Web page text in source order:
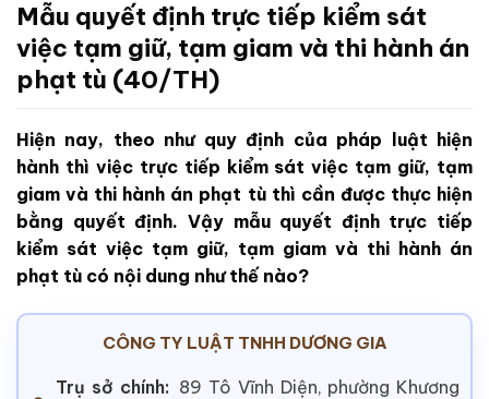
Mẫu quyết định trực tiếp kiểm sát
việc tạm giữ, tạm giam và thi hành án
phạt tù (40/TH)
Hiện nay, theo như quy định của pháp luật hiện
hành thì việc trực tiếp kiểm sát việc tạm giữ, tạm
giam và thi hành án phạt tù thì cần được thực hiện
bằng quyết định. Vậy mẫu quyết định trực tiếp
kiểm sát việc tạm giữ, tạm giam và thi hành án
phạt tù có nội dung như thế nào?
CÔNG TY LUẬT TNHH DƯƠNG GIA
Trụ sở chính: 89 Tô Vĩnh Diện, phường Khương